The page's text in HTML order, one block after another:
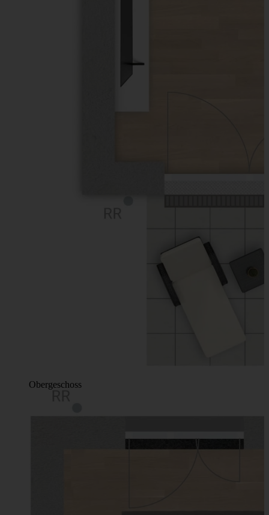
Obergeschoss